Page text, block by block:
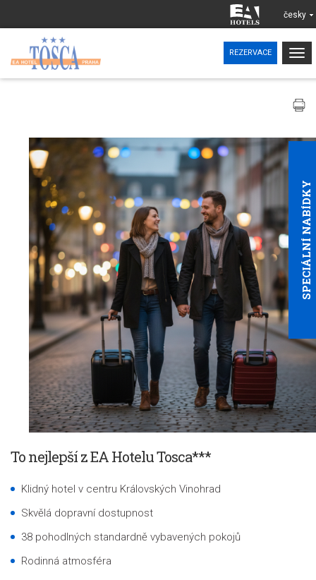
česky
REZERVACE
SPECIÁLNÍ NABÍDKY
To nejlepší z EA Hotelu Tosca***
Klidný hotel v centru Královských Vinohrad
Skvělá dopravní dostupnost
38 pohodlných standardně vybavených pokojů
Rodinná atmosféra